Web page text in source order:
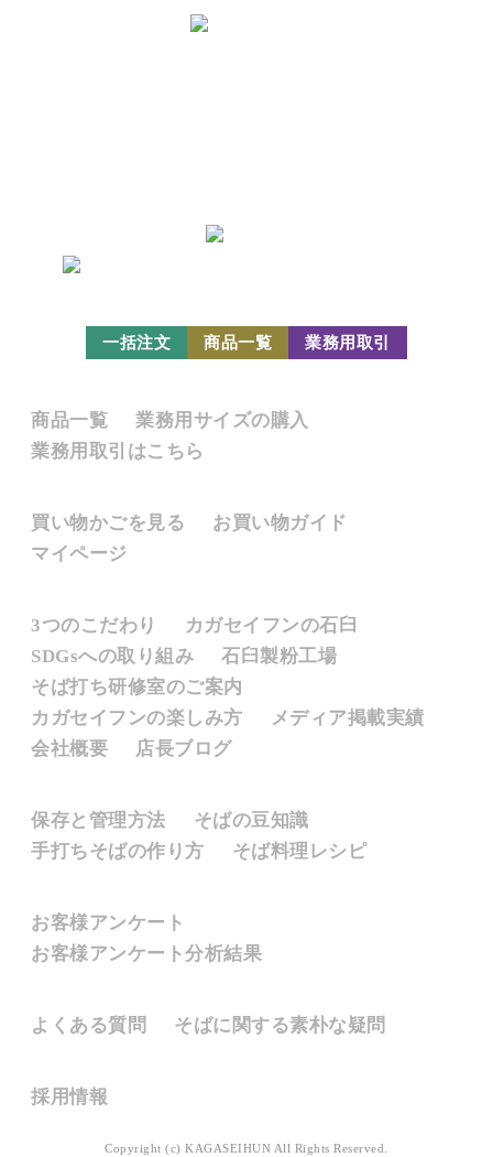
一括注文 商品一覧 業務用取引
商品一覧
業務用サイズの購入
業務用取引はこちら
買い物かごを見る
お買い物ガイド
マイページ
3つのこだわり
カガセイフンの石臼
SDGsへの取り組み
石臼製粉工場
そば打ち研修室のご案内
カガセイフンの楽しみ方
メディア掲載実績
会社概要
店長ブログ
保存と管理方法
そばの豆知識
手打ちそばの作り方
そば料理レシピ
お客様アンケート
お客様アンケート分析結果
よくある質問
そばに関する素朴な疑問
採用情報
Copyright (c) KAGASEIHUN All Rights Reserved.